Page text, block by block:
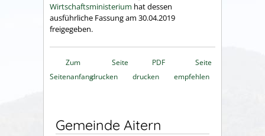
Wirtschaftsministerium hat dessen
ausführliche Fassung am 30.04.2019
freigegeben.
Zum
Seitenanfang
Seite
drucken
PDF
drucken
Seite
empfehlen
Gemeinde Aitern